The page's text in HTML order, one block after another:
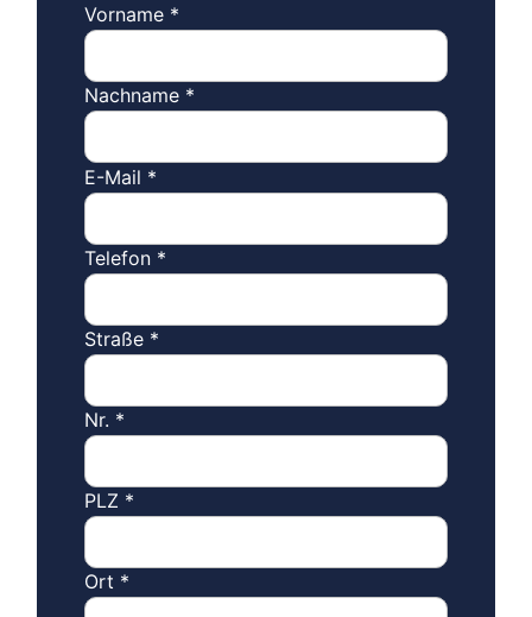
Vorname *
Nachname *
E-Mail *
Telefon *
Straße *
Nr. *
PLZ *
Ort *